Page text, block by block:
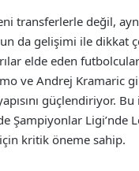
transferlerle değil,
da gelişimi ile dikkat
elde eden
ve Andrej Kramaric
güçlendiriyor.
Şampiyonlar Ligi’nde
kritik öneme sahip.